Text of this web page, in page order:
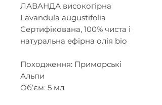
ЛАВАНДА високогірна
Lavandula augustifolia
Сертифікована, 100% чиста і
натуральна ефірна олія bio
Походження: Приморські
Альпи
Об’єм: 5 мл